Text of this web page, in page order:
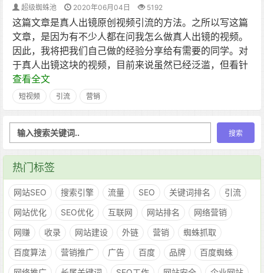
超级蜘蛛池 2020年06月04日 5192
这篇文章是真人出镜原创视频引流的方法。之所以写这篇
文章，是因为有不少人都在问我怎么做真人出镜的视频。
因此，我将把我们自己做的经验分享给有需要的同学。对
于真人出镜这块的视频，目前来说虽然已经泛滥，但看针
查看全文
短视频 引流 营销
热门标签
网站SEO 搜索引擎 流量 SEO 关键词排名
引流
网站优化
SEO优化 互联网 网站排名
网络营销
网赚
收录 网站建设 外链 营销
蜘蛛抓取
百度算法
营销推广 广告 百度 品牌
百度蜘蛛